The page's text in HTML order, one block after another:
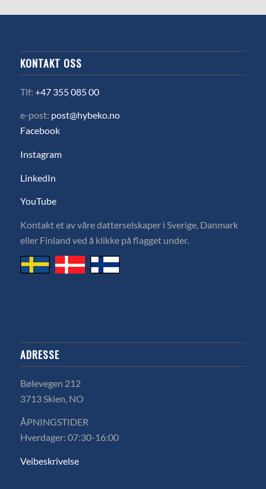
KONTAKT OSS
Tlf: +47 355 085 00
e-post: post@hybeko.no
Facebook
Instagram
LinkedIn
YouTube
Kontakt et av våre datterselskaper i Sverige, Danmark
eller Finland ved å klikke på flagget under.
ADRESSE
Bølevegen 212
3713 Skien, NO
ÅPNINGSTIDER
Hverdager: 07:30-16:00
Veibeskrivelse